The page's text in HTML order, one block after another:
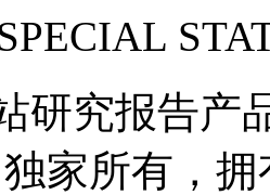
研究报告产
家所有，